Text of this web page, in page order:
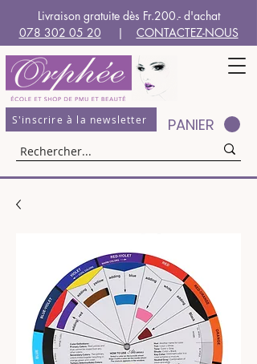
Livraison gratuite dès Fr.200.- d'achat
078 302 05 20 | CONTACTEZ-NOUS
S'inscrire à la newsletter PANIER